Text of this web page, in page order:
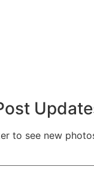
to see new